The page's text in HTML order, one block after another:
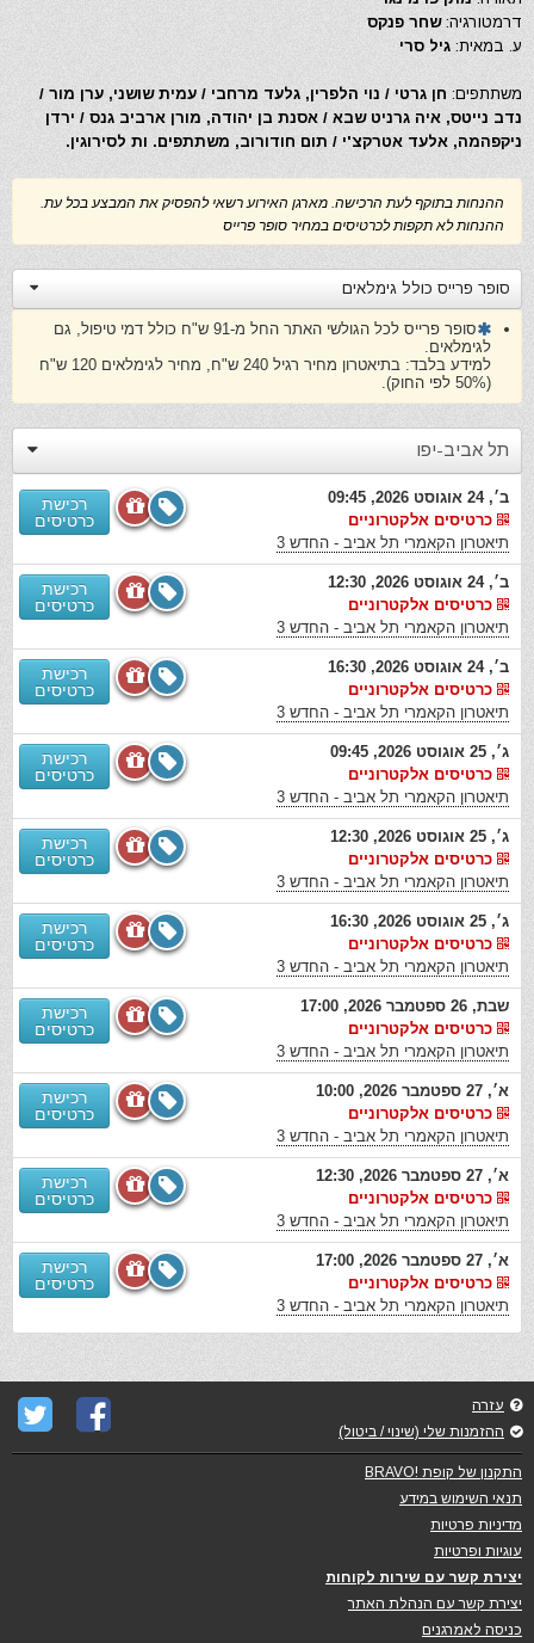
דרמטורגיה:שחר פנקס
ע. במאית: גיל סרי
משתתפים: חן גרטי / נוי הלפרין, גלעד מרחבי / עמית שושני, ערן מור /
נדב נייטס, איה גרניט שבא / אסנת בן יהודה, מורן ארביב גנס / ירדן
ניקפהמה, אלעד אטרקצ'י / תום חודורוב, משתתפים. ות לסירוגין.
ההנחות בתוקף לעת הרכישה. מארגן האירוע רשאי להפסיק את המבצע בכל עת.
ההנחות לא תקפות לכרטיסים במחיר סופר פרייס
סופר פרייס כולל גימלאים
סופר פרייס לכל הגולשי האתר החל מ-91 ש"ח כולל דמי טיפול, גם
לגימלאים.
למידע בלבד: בתיאטרון מחיר רגיל 240 ש"ח, מחיר לגימלאים 120 ש"ח
(50% לפי החוק).
תל אביב-יפו
ב׳, 24 אוגוסט 2026, 09:45
כרטיסים אלקטרוניים
תיאטרון הקאמרי תל אביב - החדש 3
רכישת
כרטיסים
ב׳, 24 אוגוסט 2026, 12:30
כרטיסים אלקטרוניים
תיאטרון הקאמרי תל אביב - החדש 3
רכישת
כרטיסים
ב׳, 24 אוגוסט 2026, 16:30
כרטיסים אלקטרוניים
תיאטרון הקאמרי תל אביב - החדש 3
רכישת
כרטיסים
ג׳, 25 אוגוסט 2026, 09:45
כרטיסים אלקטרוניים
תיאטרון הקאמרי תל אביב - החדש 3
רכישת
כרטיסים
ג׳, 25 אוגוסט 2026, 12:30
כרטיסים אלקטרוניים
תיאטרון הקאמרי תל אביב - החדש 3
רכישת
כרטיסים
ג׳, 25 אוגוסט 2026, 16:30
כרטיסים אלקטרוניים
תיאטרון הקאמרי תל אביב - החדש 3
רכישת
כרטיסים
שבת, 26 ספטמבר 2026, 17:00
כרטיסים אלקטרוניים
תיאטרון הקאמרי תל אביב - החדש 3
רכישת
כרטיסים
א׳, 27 ספטמבר 2026, 10:00
כרטיסים אלקטרוניים
תיאטרון הקאמרי תל אביב - החדש 3
רכישת
כרטיסים
א׳, 27 ספטמבר 2026, 12:30
כרטיסים אלקטרוניים
תיאטרון הקאמרי תל אביב - החדש 3
רכישת
כרטיסים
א׳, 27 ספטמבר 2026, 17:00
כרטיסים אלקטרוניים
תיאטרון הקאמרי תל אביב - החדש 3
רכישת
כרטיסים
עזרה
ההזמנות שלי (שינוי / ביטול)
התקנון של קופת !BRAVO
תנאי השימוש במידע
מדיניות פרטיות
עוגיות ופרטיות
יצירת קשר עם שירות לקוחות
יצירת קשר עם הנהלת האתר
כניסה לאמרגנים